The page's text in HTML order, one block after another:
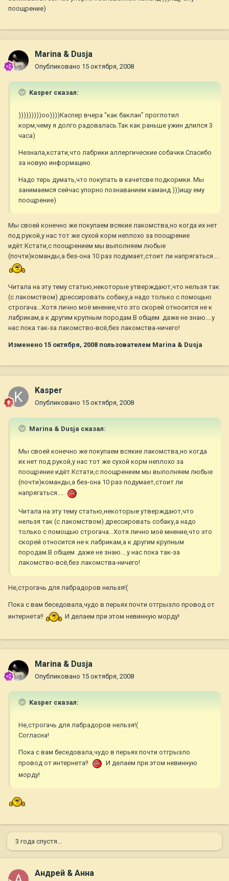
поощрение)
Marina & Dusja
Опубликовано 15 октября, 2008
Kasper сказал:
)))))))))оо))))Каспер вчера "как баклан" проглотил
корм,чему я долго радовалась.Так как раньше ужин длился 3
часа)
Незнала,кстати,что лабрики аллергические собачки.Спасибо
за новую информацию.
Надо терь думать,что покупать в качетсве подкормки. Мы
занимаемся сейчас упорно познаванием каманд )))ищу ему
поощрение)
Мы своей конечно же покупаем всякие лакомства,но когда их нет
под рукой,у нас тот же сухой корм неплохо за поощрение
идёт.Кстати,с поощрением мы выполняем любые
(почти)команды,а без-она 10 раз подумает,стоит ли напрягаться....
Читала на эту тему статью,некоторые утверждают,что нельзя так
(с лакомством) дрессировать собаку,а надо только с помощью
строгача...Хотя лично моё мнение,что это скорей относится не к
лабрикам,а к другим крупным породам.В общем .даже не знаю....у
нас пока так-за лакомство-всё,без лакомства-ничего!
Изменено 15 октября, 2008 пользователем Marina & Dusja
Kasper
Опубликовано 15 октября, 2008
Marina & Dusja сказал:
Мы своей конечно же покупаем всякие лакомства,но когда
их нет под рукой,у нас тот же сухой корм неплохо за
поощрение идёт.Кстати,с поощрением мы выполняем любые
(почти)команды,а без-она 10 раз подумает,стоит ли
напрягаться....
Читала на эту тему статью,некоторые утверждают,что
нельзя так (с лакомством) дрессировать собаку,а надо
только с помощью строгача...Хотя лично моё мнение,что это
скорей относится не к лабрикам,а к другим крупным
породам.В общем .даже не знаю....у нас пока так-за
лакомство-всё,без лакомства-ничего!
Не,строгачь для лабрадоров нельзя!(
Пока с вам беседовала,чудо в перьях почти отгрызло провод от
интернета!!
И делаем при этом невинную морду!
Marina & Dusja
Опубликовано 15 октября, 2008
Kasper сказал:
Не,строгачь для лабрадоров нельзя!(
Согласна!
Пока с вам беседовала,чудо в перьях почти отгрызло
провод от интернета!!
И делаем при этом невинную
морду!
3 года спустя...
Андрей & Анна